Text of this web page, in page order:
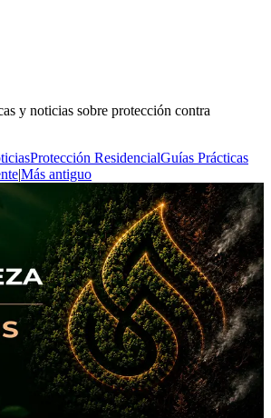
y noticias sobre protección contra
Protección ResidencialGuías Prácticas
|Más antiguo
de la Naturaleza y
La Elección de
la Conservación de la Naturaleza,
compromiso: proteger personas, bienes y
Retardant, una solución limpia,